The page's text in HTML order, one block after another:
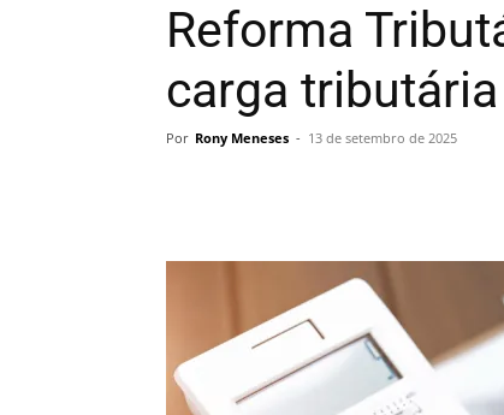
Reforma
carga
Por Rony Meneses - 13 de setembro de 2025